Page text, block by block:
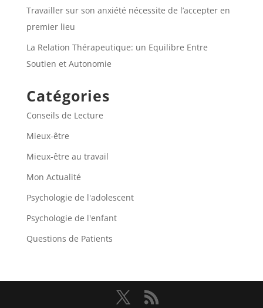
Travailler sur son anxiété nécessite de l’accepter en
premier lieu
La Relation Thérapeutique: un Equilibre Entre
Soutien et Autonomie
Catégories
Conseils de Lecture
Mieux-être
Mieux-être au travail
Mon Actualité
Psychologie de l'adolescent
Psychologie de l'enfant
Questions de Patients